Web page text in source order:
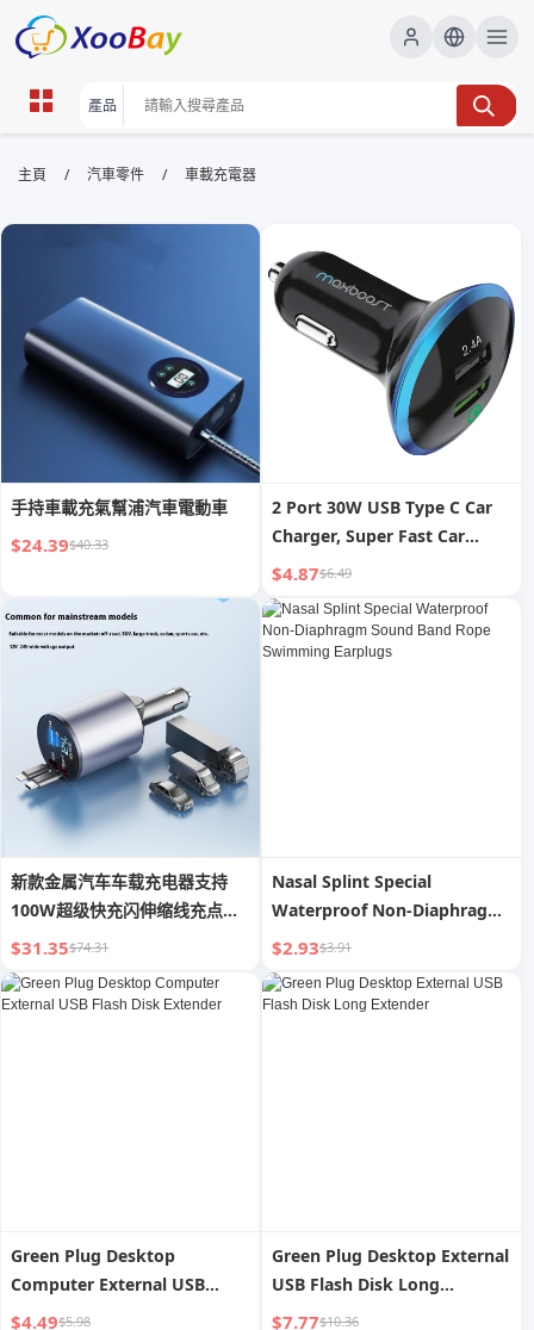
車載充電器 | XOOBAY B2B/B2C
車載充電器, 高速充電, 車用充電器, 汽車配件, 安全認證,
wholesale 車載充電器, XOOBAY
本頁介紹車載充電器的高速充電性能、適用車型與安全認證，提升
Google搜尋可見度，吸引車主關注與購買意向。
主頁 / 汽車零件 / 車載充電器
手持車載充氣幫浦汽車電動車
$24.39$40.33
2 Port 30W USB Type C Car
Charger, Super Fast Car
Charger Fast Charging, Fast
Charge for IPhone, for
Samsung and More
$4.87$6.49
新款金属汽车车载充电器支持
100W超级快充闪伸缩线充点烟
器车充
$31.35$74.31
Nasal Splint Special
Waterproof Non-Diaphragm
Sound Band Rope Swimming
Earplugs
$2.93$3.91
Green Plug Desktop
Computer External USB
Flash Disk Extender
$4.49$5.98
Green Plug Desktop External
USB Flash Disk Long
Extender
$7.77$10.36